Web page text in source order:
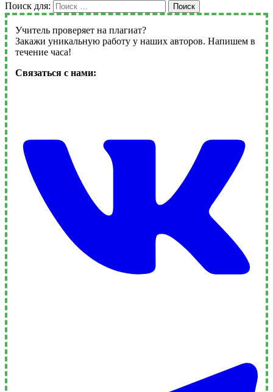
Поиск для: Поиск
Учитель проверяет на плагиат?
Закажи уникальную работу у наших авторов. Напишем в
течение часа!
Связаться с нами: